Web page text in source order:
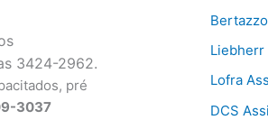
3424-2962.
pré
3037
Liebherr
Lofra
DCS